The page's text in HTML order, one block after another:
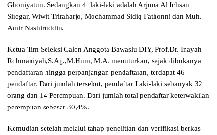
Ghoniyatun. Sedangkan 4 laki-laki adalah Arjuna Al Ichsan
Siregar, Wiwit Triraharjo, Mochammad Sidiq Fathonni dan Muh.
Amir Nashiruddin.
Ketua Tim Seleksi Calon Anggota Bawaslu DIY, Prof.Dr. Inayah
Rohmaniyah,S.Ag.,M.Hum, M.A. menuturkan, sejak dibukanya
pendaftaran hingga perpanjangan pendaftaran, terdapat 46
pendaftar. Dari jumlah tersebut, pendaftar Laki-laki sebanyak 32
orang dan 14 Perempuan. Dari jumlah total pendaftar keterwakilan
perempuan sebesar 30,4%.
Kemudian setelah melalui tahap penelitian dan verifikasi berkas